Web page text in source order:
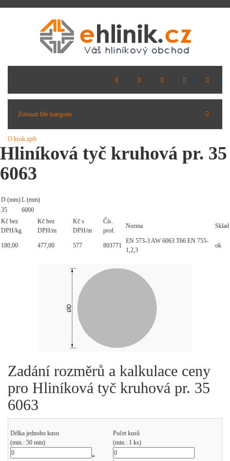
Zobrazit filtr kategorie
O krok zpět
Hliníková tyč kruhová pr. 35
6063
D (mm)L (mm)
35
6000
Kč bez
DPH/kg
Kč bez
DPH/m
Kč s
DPH/m
Čís.
prof.
Norma Sklad
180,00 477,00 577 803771
EN 573-3 AW 6063 T66 EN 755-
1,2,3
ok
Zadání rozměrů a kalkulace ceny
pro Hliníková tyč kruhová pr. 35
6063
Délka jednoho kusu
(min.: 50 mm)
Počet kusů
(min.: 1 ks)
*